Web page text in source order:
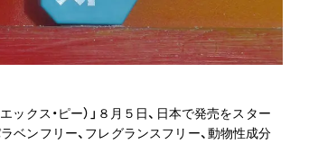
クス・ピー）」８月５日、日本で発売をスター
ベンフリー、フレグランスフリー、動物性成分